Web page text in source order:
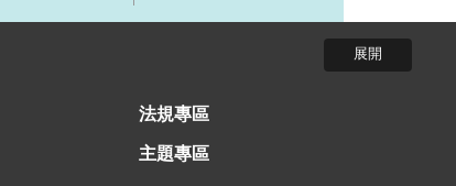
法規專區
主題專區